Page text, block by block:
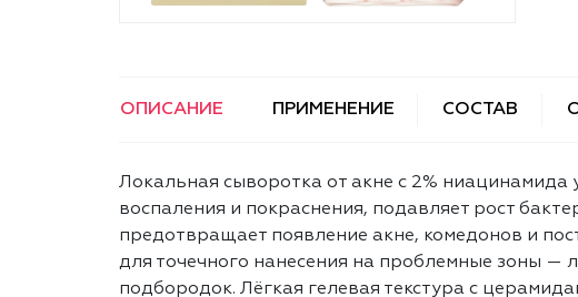
ОПИСАНИЕ ПРИМЕНЕНИЕ СОСТАВ
Локальная сыворотка от акне с 2% ниацинамида
воспаления и покраснения, подавляет рост
предотвращает появление акне, комедонов и
для точечного нанесения на проблемные зоны —
подбородок. Лёгкая гелевая текстура с